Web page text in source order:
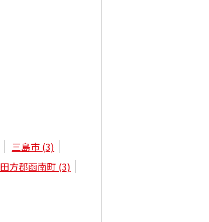
三島市 (3)
田方郡函南町 (3)